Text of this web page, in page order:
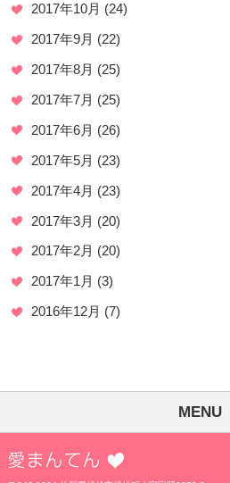
2017年10月 (24)
2017年9月 (22)
2017年8月 (25)
2017年7月 (25)
2017年6月 (26)
2017年5月 (23)
2017年4月 (23)
2017年3月 (20)
2017年2月 (20)
2017年1月 (3)
2016年12月 (7)
MENU
愛まんてん